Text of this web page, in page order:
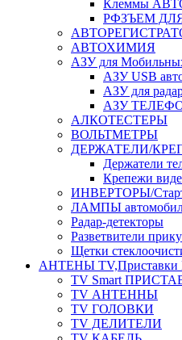
Клеммы
РФЗЪЕМ
АВТОХИМИЯ
АЗУ для
АЗУ USB
АЗУ для
АЗУ
АЛКОТЕСТЕРЫ
ВОЛЬТМЕТРЫ
ДЕРЖАТЕЛИ/
Держатели
Крепежи
ИНВЕРТОРЫ/
ЛАМПЫ
Радар-детекторы
Разветвители
Щетки
АНТЕНЫ
TV Smart
TV АНТЕННЫ
TV ГОЛОВКИ
TV ДЕЛИТЕЛИ